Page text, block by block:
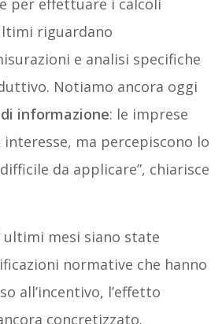
per effettuare i calcoli
riguardano
e analisi specifiche
Notiamo ancora oggi
informazione: le imprese
ma percepiscono lo
da applicare”, chiarisce
mesi siano state
normative che hanno
all’incentivo, l’effetto
concretizzato.